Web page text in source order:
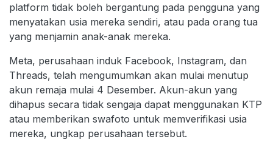
platform tidak boleh bergantung pada pengguna yang
menyatakan usia mereka sendiri, atau pada orang tua
yang menjamin anak-anak mereka.
Meta, perusahaan induk Facebook, Instagram, dan
Threads, telah mengumumkan akan mulai menutup
akun remaja mulai 4 Desember. Akun-akun yang
dihapus secara tidak sengaja dapat menggunakan KTP
atau memberikan swafoto untuk memverifikasi usia
mereka, ungkap perusahaan tersebut.